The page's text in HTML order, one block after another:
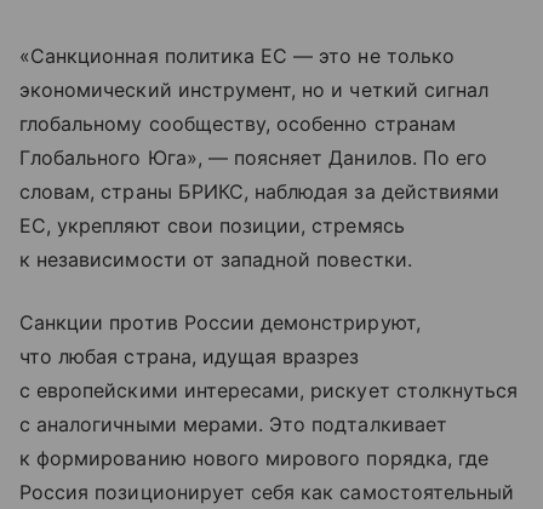
«Санкционная политика ЕС — это не только
экономический инструмент, но и четкий сигнал
глобальному сообществу, особенно странам
Глобального Юга», — поясняет Данилов. По его
словам, страны БРИКС, наблюдая за действиями
ЕС, укрепляют свои позиции, стремясь
к независимости от западной повестки.
Санкции против России демонстрируют,
что любая страна, идущая вразрез
с европейскими интересами, рискует столкнуться
с аналогичными мерами. Это подталкивает
к формированию нового мирового порядка, где
Россия позиционирует себя как самостоятельный